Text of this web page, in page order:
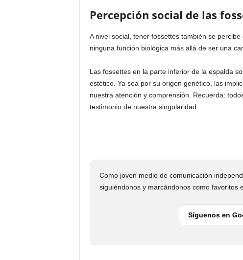
Percepción social de las
A nivel social, tener fossettes también se
ninguna función biológica más allá de ser una
Las fossettes en la parte inferior de la espalda
estético. Ya sea por su origen genético, las
nuestra atención y comprensión. Recuerda:
testimonio de nuestra singularidad.
Como joven medio de comunicación
siguiéndonos y marcándonos como favoritos
Síguenos en